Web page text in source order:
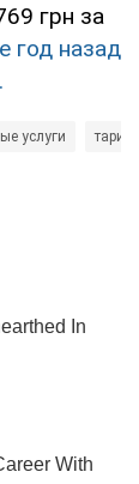
грн за
год назад
услуги